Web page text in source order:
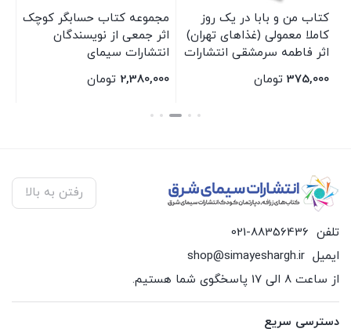
کتاب من و بابا در یک روز
کاملا معمولی (غذاهای تهران)
اثر فاطمه سرمشقی انتشارات
سیمای شرق
375,000 تومان
مجموعه کتاب حسابگر کوچک
اثر جمعی از نویسندگان
انتشارات سیمای
2,380,000 تومان
بستن
رفتن به بالا
تلفن 021-88356436
ایمیل shop@simayeshargh.ir
از ساعت 8 الی 17 پاسخگوی شما هستیم.
دسترسی سریع